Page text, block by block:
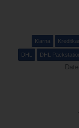
Klarna
DHL DHL